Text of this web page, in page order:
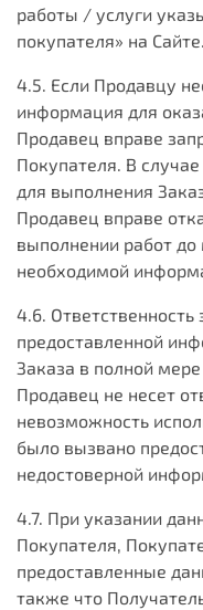
работы / услуги
покупателя» на Сайте.
4.5. Если Продавцу
информация для
Продавец вправе
Покупателя. В
для выполнения
Продавец вправе
выполнении работ
необходимой
4.6. Ответственность
предоставленной
Заказа в полной
Продавец не несет
невозможность
было вызвано
недостоверной
4.7. При указании
Покупателя,
предоставленные
также что